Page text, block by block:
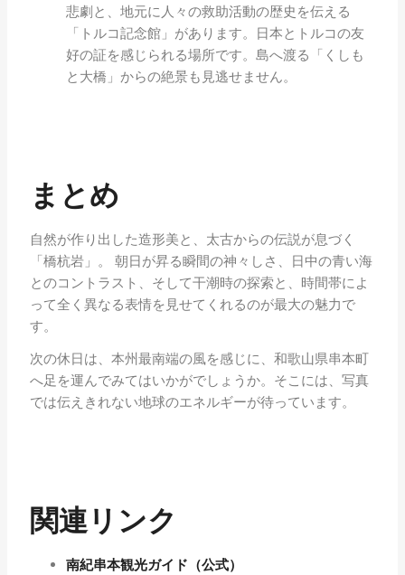
悲劇と、地元に人々の救助活動の歴史を伝える
「トルコ記念館」があります。日本とトルコの友
好の証を感じられる場所です。島へ渡る「くしも
と大橋」からの絶景も見逃せません。
まとめ
自然が作り出した造形美と、太古からの伝説が息づく
「橋杭岩」。 朝日が昇る瞬間の神々しさ、日中の青い海
とのコントラスト、そして干潮時の探索と、時間帯によ
って全く異なる表情を見せてくれるのが最大の魅力で
す。
次の休日は、本州最南端の風を感じに、和歌山県串本町
へ足を運んでみてはいかがでしょうか。そこには、写真
では伝えきれない地球のエネルギーが待っています。
関連リンク
南紀串本観光ガイド（公式）